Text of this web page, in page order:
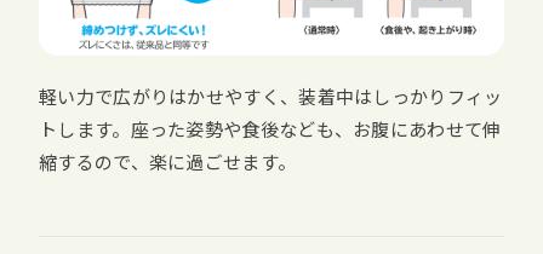
軽い力で広がりはかせやすく、装着中はしっかりフィッ
トします。座った姿勢や食後なども、お腹にあわせて伸
縮するので、楽に過ごせます。